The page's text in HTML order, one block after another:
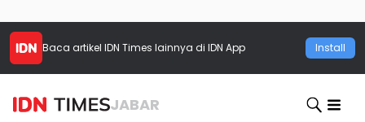
Baca artikel IDN Times lainnya di IDN App Install
JABAR